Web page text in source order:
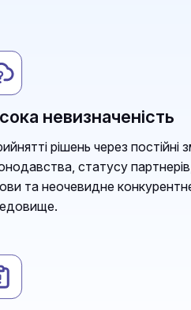
невизначеність
рішень через постійні
статусу
та неочевидне